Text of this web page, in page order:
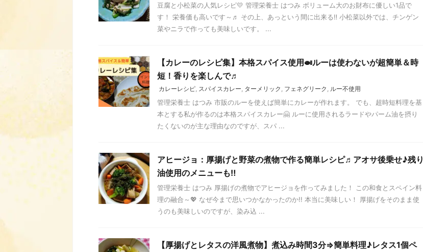
豆腐と小松菜の人気レシピ💛 管理栄養士 はつみ ボリューム大のお財布に優しい1品で
す！ 栄養価も高いです～♬ その上、あっという間に出来る‼ 小松菜以外では、チンゲン
菜やニラで作っても美味しいです。 ...
【カレーのレシピ集】本格スパイス使用🍛ルーは使わないが超簡単＆時
短！香りを楽しんで♬
カレーレシピ スパイスカレー ターメリック フェネグリーク ルー不使用
管理栄養士 はつみ 市販のルーを使えば簡単にカレーが作れます。 でも、超時短料理を基
本とする私が作るのは本格スパイスカレー🤗 ルーに使用されるラードやパーム油を摂り
たくないのが主な理由なのですが、スパ ...
アヒージョ：厚揚げと野菜の煮物で作る簡単レシピ♬アオサ後乗せ♪残り
油使用のメニューも‼
管理栄養士 はつみ 厚揚げの煮物でアヒージョを作ってみました！ この和食とスペイン料
理の融合～💖 なぜ今まで思いつかなかったのか!! 本当に美味しい！ 厚揚げをそのまま使
うのも美味しいのですが、染み込 ...
【厚揚げとレタスの洋風煮物】煮込み時間3分⇒簡単料理♪レタス1個ペ